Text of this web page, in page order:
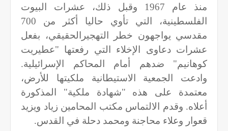
منذ عام 1967 وقبل ذلك، عشرات البيوت
الفلسطينية، التي تأوي حاليا أكثر من 700
مقدسي يواجهون خطر التهجيرالحقيقي، بفعل
عشرات دعاوى الإخلاء التي رفعتها "عطيريت
كوهانيم" ضدهم أمام المحاكم الإسرائيلية.
وادعت الجمعية الاستيطانية ملكيتها للأرض،
معتمدة على هذه "شهادة ملكية" المذكورة
أعلاه. وقدم الالتماس مكتب المحامين زياد ويزيد
قعوار وعلاء محاجنة ومحمد دحلة في القدس.